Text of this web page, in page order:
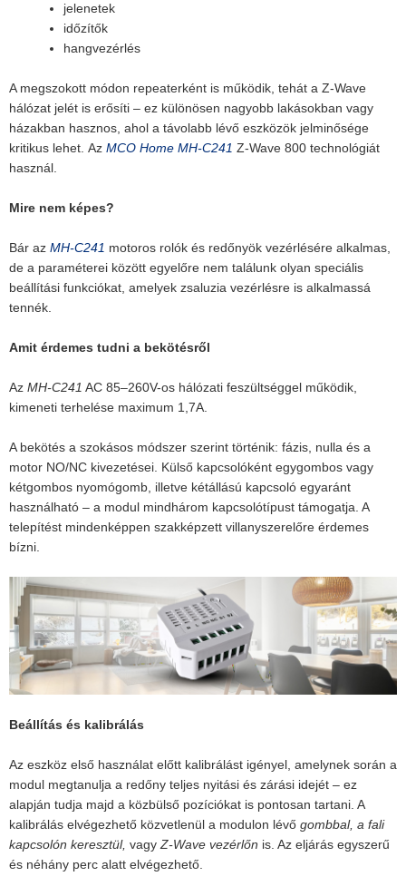
jelenetek
időzítők
hangvezérlés
A megszokott módon repeaterként is működik, tehát a Z-Wave
hálózat jelét is erősíti – ez különösen nagyobb lakásokban vagy
házakban hasznos, ahol a távolabb lévő eszközök jelminősége
kritikus lehet. Az MCO Home MH-C241 Z-Wave 800 technológiát
használ.
Mire nem képes?
Bár az MH-C241 motoros rolók és redőnyök vezérlésére alkalmas,
de a paraméterei között egyelőre nem találunk olyan speciális
beállítási funkciókat, amelyek zsaluzia vezérlésre is alkalmassá
tennék.
Amit érdemes tudni a bekötésről
Az MH-C241 AC 85–260V-os hálózati feszültséggel működik,
kimeneti terhelése maximum 1,7A.
A bekötés a szokásos módszer szerint történik: fázis, nulla és a
motor NO/NC kivezetései. Külső kapcsolóként egygombos vagy
kétgombos nyomógomb, illetve kétállású kapcsoló egyaránt
használható – a modul mindhárom kapcsolótípust támogatja. A
telepítést mindenképpen szakképzett villanyszerelőre érdemes
bízni.
Beállítás és kalibrálás
Az eszköz első használat előtt kalibrálást igényel, amelynek során a
modul megtanulja a redőny teljes nyitási és zárási idejét – ez
alapján tudja majd a közbülső pozíciókat is pontosan tartani. A
kalibrálás elvégezhető közvetlenül a modulon lévő gombbal, a fali
kapcsolón keresztül, vagy Z-Wave vezérlőn is. Az eljárás egyszerű
és néhány perc alatt elvégezhető.